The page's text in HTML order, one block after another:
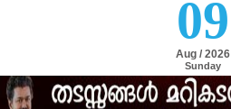
09
Aug / 2026
Sunday